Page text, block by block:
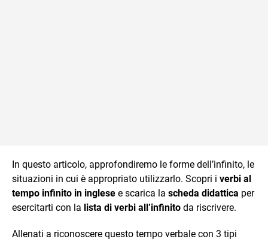
In questo articolo, approfondiremo le forme dell’infinito, le
situazioni in cui è appropriato utilizzarlo. Scopri i verbi al
tempo infinito in inglese e scarica la scheda didattica per
esercitarti con la lista di verbi all’infinito da riscrivere.
Allenati a riconoscere questo tempo verbale con 3 tipi